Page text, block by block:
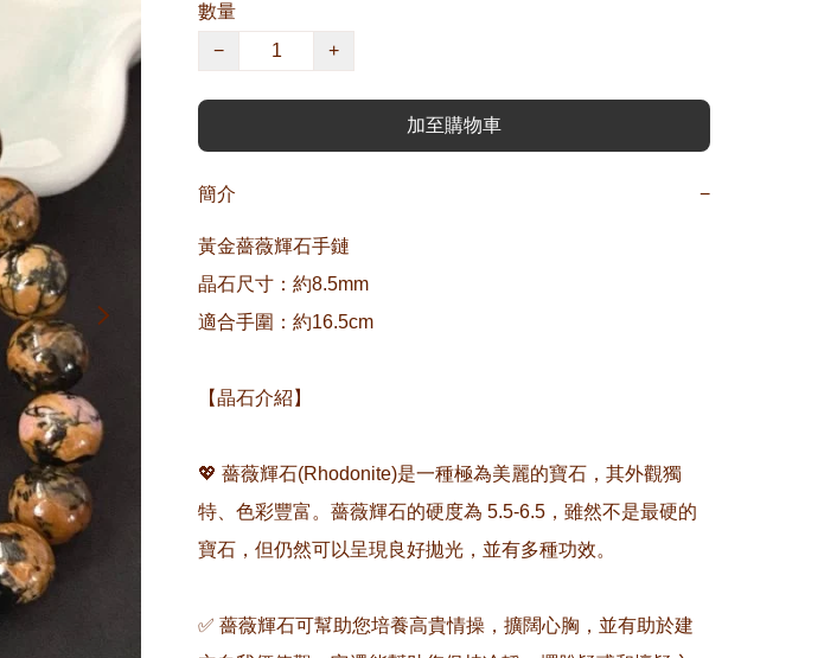
數量
−
+
加至購物車
簡介 −
黃金薔薇輝石手鏈
晶石尺寸：約8.5mm
適合手圍：約16.5cm
【晶石介紹】
💖 薔薇輝石(Rhodonite)是一種極為美麗的寶石，其外觀獨
特、色彩豐富。薔薇輝石的硬度為 5.5-6.5，雖然不是最硬的
寶石，但仍然可以呈現良好拋光，並有多種功效。
✅ 薔薇輝石可幫助您培養高貴情操，擴闊心胸，並有助於建